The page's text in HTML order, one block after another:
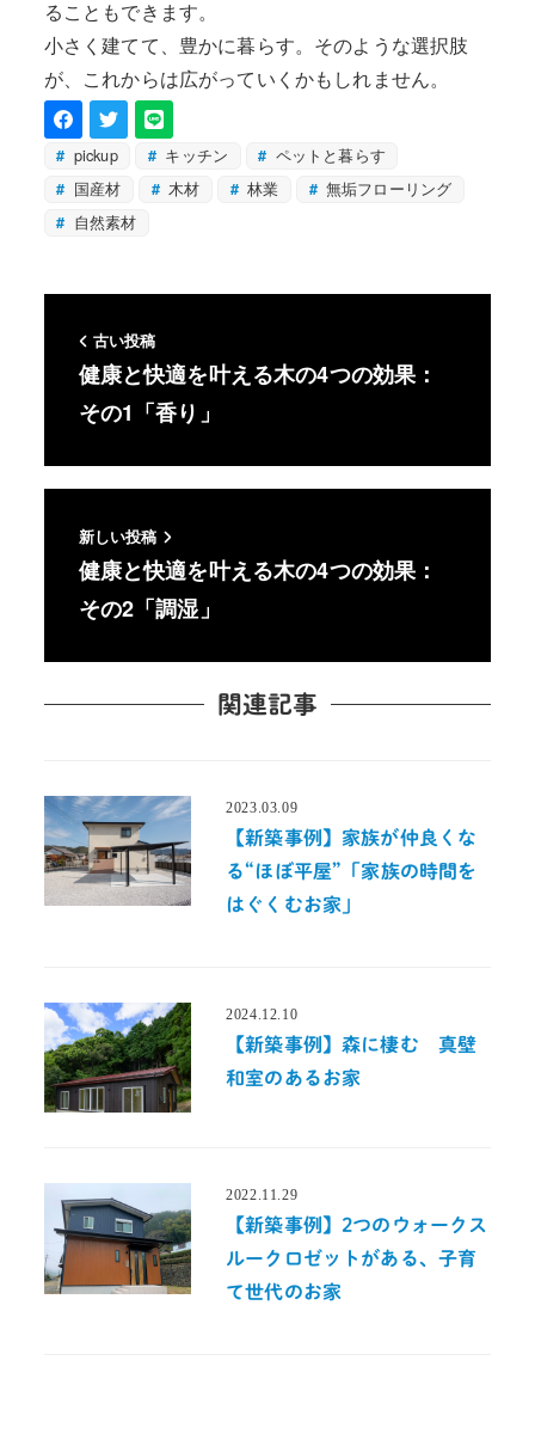
ることもできます。
小さく建てて、豊かに暮らす。そのような選択肢
が、これからは広がっていくかもしれません。
pickup キッチン
ペットと暮らす
国産材
木材 林業
無垢フローリング
自然素材
古い投稿
健康と快適を叶える木の4つの効果：
その1「香り」
新しい投稿
健康と快適を叶える木の4つの効果：
その2「調湿」
関連記事
【新築事例】家族が仲良くな
る“ほぼ平屋”「家族の時間を
はぐくむお家」
投稿日
2023.03.09
【新築事例】森に棲む 真壁
和室のあるお家
投稿日
2024.12.10
【新築事例】2つのウォークス
ルークロゼットがある、子育
て世代のお家
2022.11.29